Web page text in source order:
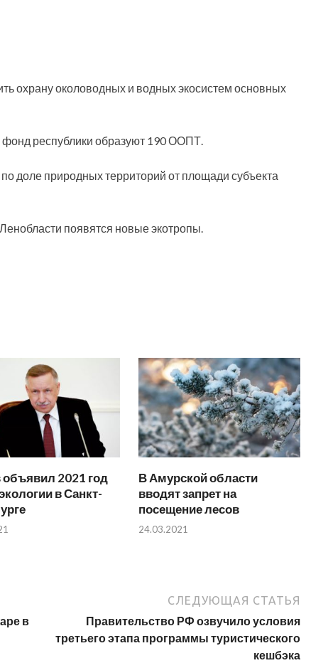
охрану околоводных и водных экосистем основных
республики образуют 190 ООПТ.
доле природных территорий от площади субъекта
появятся новые экотропы.
объявил 2021 год
в Санкт-
В Амурской области
вводят запрет на
посещение лесов
24.03.2021
в
СЛЕДУЮЩАЯ СТАТЬЯ
Правительство РФ озвучило условия
третьего этапа программы туристического
кешбэка